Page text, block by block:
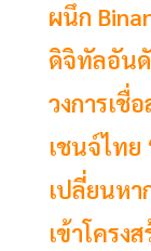
ผนึก
ดิจิทัลอันดั
วงการเชื่
เชนจ์ไท
เปลี่ยนหา
เข้าโครง